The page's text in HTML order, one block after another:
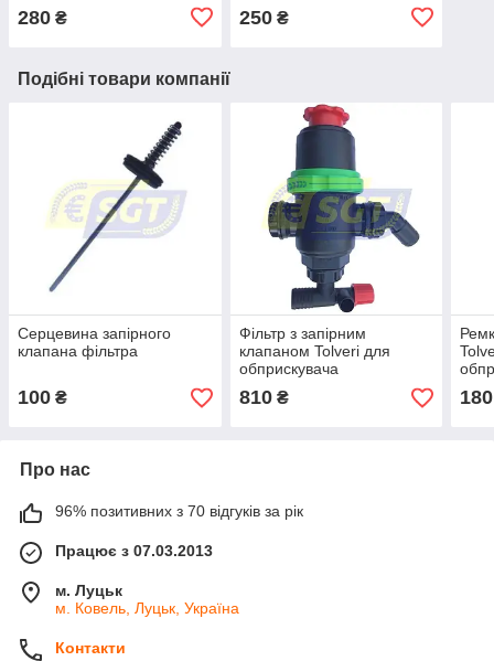
280 ₴ 250₴
Подібні товари компанії
Серцевина запірного
клапана фільтра
100 ₴
Фільтр з запірним
клапаном Tolveri для
обприскувача
810₴ 180
Про нас
96% позитивних з 70 відгуків за рік
Працює з 07.03.2013
м. Луцьк
м. Ковель, Луцьк, Україна
Контакти